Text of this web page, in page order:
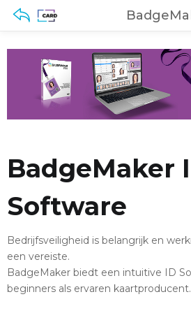
BadgeMaker
Software
Bedrijfsveiligheid is belangrijk en
een vereiste.
BadgeMaker biedt een intuitive ID
beginners als ervaren kaartproducent.